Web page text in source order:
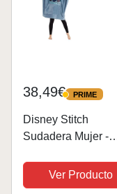
38,49€ PRIME
PRIME
Disney Stitch
Sudadera Mujer -
Capucha de Forro
Polar, Talla Única,
Ver Producto